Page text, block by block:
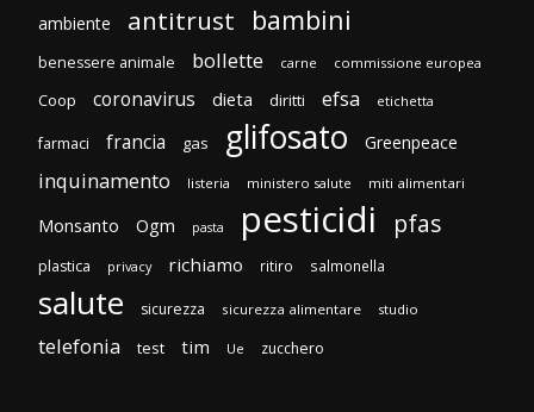
ambiente antitrust bambini
benessere animale bollette carne commissione europea
Coop coronavirus dieta diritti efsa etichetta
farmaci francia gas glifosato Greenpeace
inquinamento listeria ministero salute miti alimentari
Monsanto Ogm pasta pesticidi pfas
plastica privacy richiamo ritiro salmonella
salute sicurezza sicurezza alimentare studio
telefonia test tim Ue zucchero